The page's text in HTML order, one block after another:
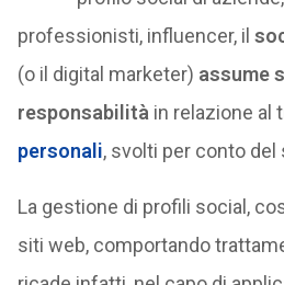
professionisti, influencer, il
(o il digital marketer) assume
responsabilità in relazione al
personali, svolti per conto del
La gestione di profili social,
siti web, comportando